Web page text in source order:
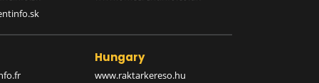
Hungary
www.raktarkereso.hu